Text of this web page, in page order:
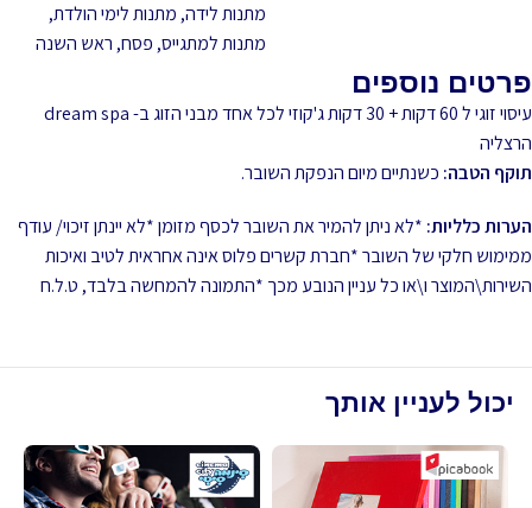
מתנות לידה, מתנות לימי הולדת,
מתנות למתגייס, פסח, ראש השנה
פרטים נוספים
עיסוי זוגי ל 60 דקות + 30 דקות ג'קוזי לכל אחד מבני הזוג ב- dream spa
הרצליה
תוקף הטבה: כשנתיים מיום הנפקת השובר.
הערות כלליות: *לא ניתן להמיר את השובר לכסף מזומן *לא יינתן זיכוי/ עודף
ממימוש חלקי של השובר *חברת קשרים פלוס אינה אחראית לטיב ואיכות
השירות\המוצר ו\או כל עניין הנובע מכך *התמונה להמחשה בלבד, ט.ל.ח
יכול לעניין אותך